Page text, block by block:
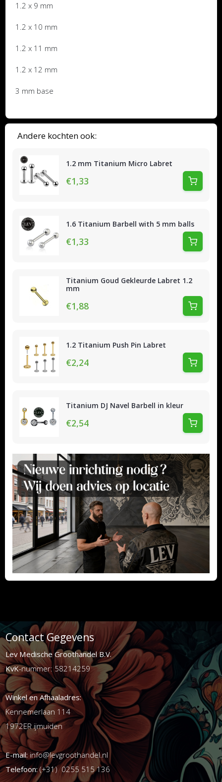
Andere kochten ook:
1.2 mm Titanium Micro Labret
€1,33
1.6 Titanium Barbell with 5 mm balls
€1,33
Titanium Goud Gekleurde Labret 1.2
mm
€1,88
1.2 Titanium Push Pin Labret
€2,24
Titanium DJ Navel Barbell in kleur
€2,54
1.2 x 9 mm
1.2 x 10 mm
1.2 x 11 mm
1.2 x 12 mm
3 mm base
Contact Gegevens
Lev Medische Groothandel B.V.
KvK-nummer: 58214259
Winkel en Afhaaladres:
Kennemerlaan 114
1972ER ijmuiden
E-mail:info@levgroothandel.nl
Telefoon:(+31) 0255 515 136